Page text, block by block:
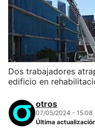
Dos trabajadores
edificio en
otros
07/05/2024 - 15:08
Última